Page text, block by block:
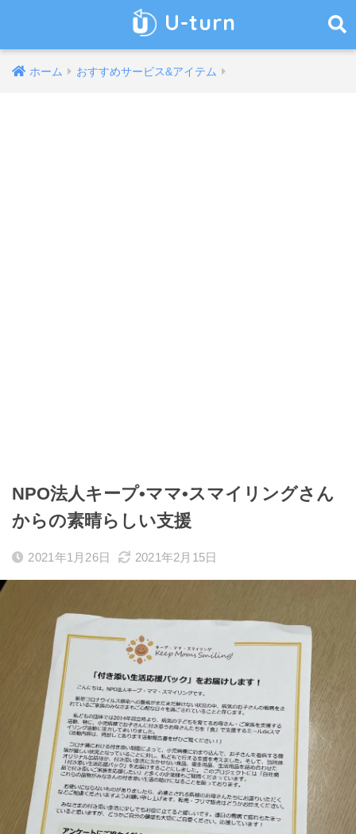
U-turn
ホーム おすすめサービス&アイテム
NPO法人キープ•ママ•スマイリングさん
からの素晴らしい支援
2021年1月26日 2021年2月15日